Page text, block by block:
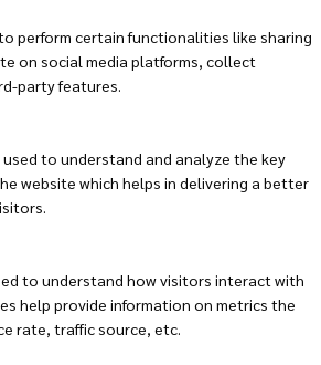
perform certain functionalities like sharing
on social media platforms, collect
party features.
to understand and analyze the key
website which helps in delivering a better
to understand how visitors interact with
help provide information on metrics the
rate, traffic source, etc.